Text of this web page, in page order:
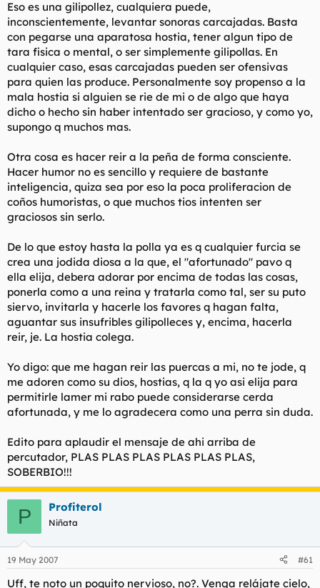
Eso es una gilipollez, cualquiera puede,
inconscientemente, levantar sonoras carcajadas. Basta
con pegarse una aparatosa hostia, tener algun tipo de
tara fisica o mental, o ser simplemente gilipollas. En
cualquier caso, esas carcajadas pueden ser ofensivas
para quien las produce. Personalmente soy propenso a la
mala hostia si alguien se rie de mi o de algo que haya
dicho o hecho sin haber intentado ser gracioso, y como yo,
supongo q muchos mas.
Otra cosa es hacer reir a la peña de forma consciente.
Hacer humor no es sencillo y requiere de bastante
inteligencia, quiza sea por eso la poca proliferacion de
coños humoristas, o que muchos tios intenten ser
graciosos sin serlo.
De lo que estoy hasta la polla ya es q cualquier furcia se
crea una jodida diosa a la que, el "afortunado" pavo q
ella elija, debera adorar por encima de todas las cosas,
ponerla como a una reina y tratarla como tal, ser su puto
siervo, invitarla y hacerle los favores q hagan falta,
aguantar sus insufribles gilipolleces y, encima, hacerla
reir, je. La hostia colega.
Yo digo: que me hagan reir las puercas a mi, no te jode, q
me adoren como su dios, hostias, q la q yo asi elija para
permitirle lamer mi rabo puede considerarse cerda
afortunada, y me lo agradecera como una perra sin duda.
Edito para aplaudir el mensaje de ahi arriba de
percutador, PLAS PLAS PLAS PLAS PLAS PLAS,
SOBERBIO!!!
P Profiterol
Niñata
19 May 2007 #61
Uff, te noto un poquito nervioso, no?. Venga relájate cielo,